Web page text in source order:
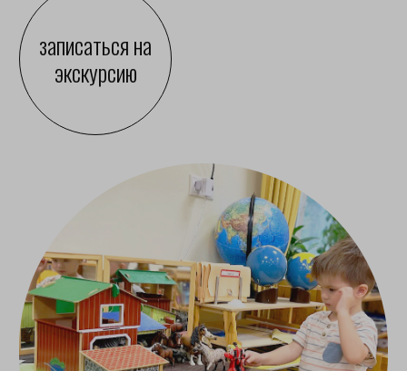
НА ЧЁМ СТРОИТСЯ